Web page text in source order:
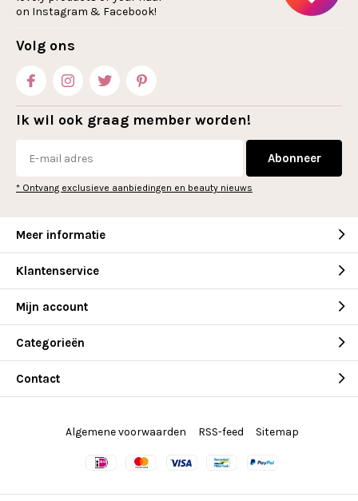
on Instagram & Facebook!
Volg ons
Ik wil ook graag member worden!
Abonneer
* Ontvang exclusieve aanbiedingen en beauty nieuws
Meer informatie
Klantenservice
Mijn account
Categorieën
Contact
Algemene voorwaarden RSS-feed Sitemap